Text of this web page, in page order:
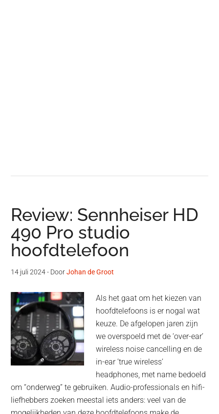
Review: Sennheiser HD
490 Pro studio
hoofdtelefoon
14 juli 2024- DoorJohan de Groot
Als het gaat om het kiezen van
hoofdtelefoons is er nogal wat
keuze. De afgelopen jaren zijn
we overspoeld met de ‘over-ear’
wireless noise cancelling en de
in-ear ’true wireless’
headphones, met name bedoeld
om “onderweg” te gebruiken. Audio-professionals en hifi-
liefhebbers zoeken meestal iets anders: veel van de